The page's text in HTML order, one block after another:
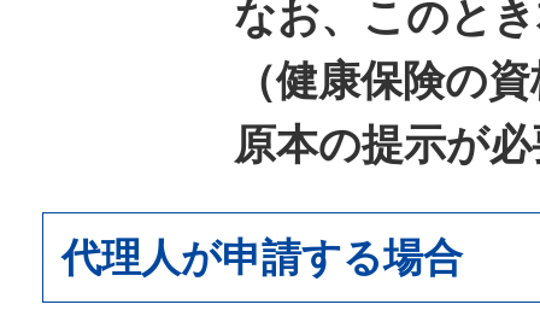
なお、このと
（健康保険の
原本の提示が
代理人が申請する場合